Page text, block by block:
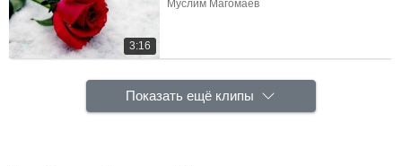
3:16
Муслим Магомаев
Показать ещё клипы